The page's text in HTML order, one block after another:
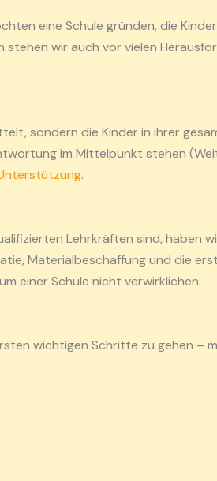
eine Schule gründen, die
wir auch vor vielen
sondern die Kinder in ihrer
im Mittelpunkt stehen
.
Lehrkräften sind, haben
Materialbeschaffung und die
einer Schule nicht verwirklichen.
wichtigen Schritte zu gehen –